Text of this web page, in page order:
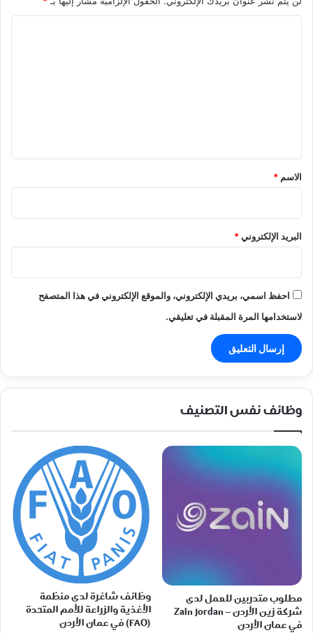
*
الاسم *
البريد الإلكتروني*
احفظ اسمي، بريدي الإلكتروني، والموقع الإلكتروني في هذا المتصفح
لاستخدامها المرة المقبلة في تعليقي.
وظائف نفس التصنيف
مطلوب متدربين للعمل لدى
شركة زين الأردن – Zain Jordan
في عمان الأردن
وظائف شاغرة لدى منظمة
الأغذية والزراعة للأمم المتحدة
(FAO) في عمان الأردن